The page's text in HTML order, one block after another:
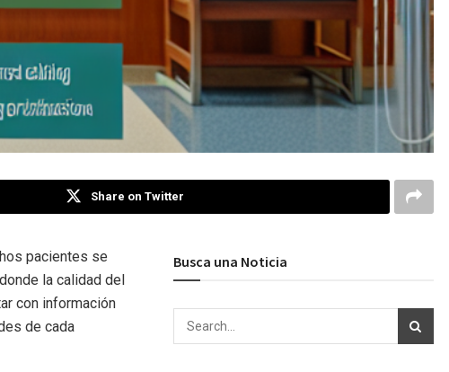
Share on Twitter
pacientes se
la calidad del
con información
de cada
Busca una Noticia